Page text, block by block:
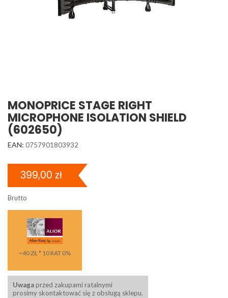
MONOPRICE STAGE RIGHT
MICROPHONE ISOLATION SHIELD
(602650)
EAN: 0757901803932
399,00 zł
Brutto
~40 ZŁ * 10 RAT 0%
Uwaga przed zakupami ratalnymi
prosimy skontaktować się z obsługą sklepu.